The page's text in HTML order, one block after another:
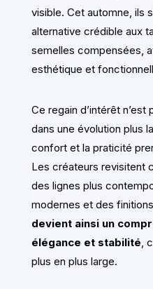
visible. Cet automne, ils
alternative crédible aux
semelles compensées,
esthétique et
Ce regain d’intérêt n’est
dans une évolution plus
confort et la praticité
Les créateurs revisitent
des lignes plus
modernes et des
devient ainsi un
élégance et stabilité ,
plus en plus large.